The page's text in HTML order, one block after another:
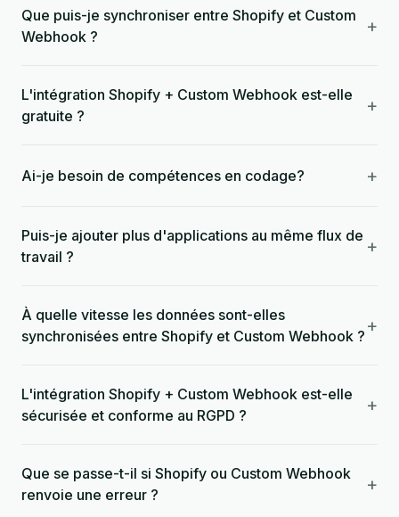
Que puis-je synchroniser entre Shopify et Custom
Webhook ?
+
L'intégration Shopify + Custom Webhook est-elle
gratuite ?
+
Ai-je besoin de compétences en codage? +
Puis-je ajouter plus d'applications au même flux de
travail ?
+
À quelle vitesse les données sont-elles
synchronisées entre Shopify et Custom Webhook ? +
L'intégration Shopify + Custom Webhook est-elle
sécurisée et conforme au RGPD ?
+
Que se passe-t-il si Shopify ou Custom Webhook
renvoie une erreur ?
+